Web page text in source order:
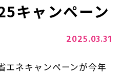
キャンペーン
2025.03.31
エネキャンペーンが今年